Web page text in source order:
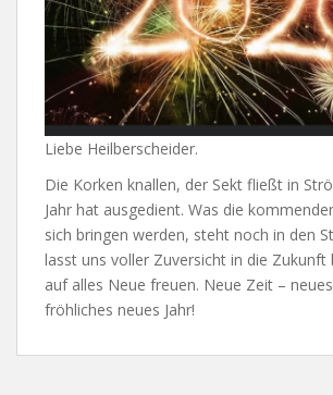
Liebe Heilberscheider.
Die Korken knallen, der Sekt fließt in
Jahr hat ausgedient. Was die
sich bringen werden, steht noch in den
lasst uns voller Zuversicht in die Zukunft
auf alles Neue freuen. Neue Zeit – neues
fröhliches neues Jahr!